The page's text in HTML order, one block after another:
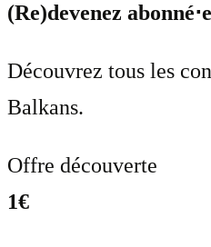
(Re)devenez
Découvrez tous les
Balkans.
Offre découverte
1€